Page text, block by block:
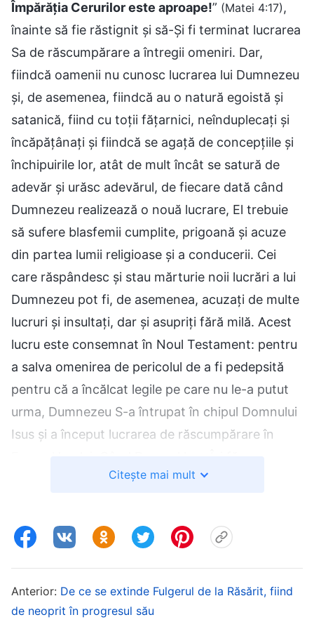
Împărăţia Cerurilor este aproape!” (Matei 4:17) ,
înainte să fie răstignit și să-Și fi terminat lucrarea
Sa de răscumpărare a întregii omeniri. Dar,
fiindcă oamenii nu cunosc lucrarea lui Dumnezeu
și, de asemenea, fiindcă au o natură egoistă și
satanică, fiind cu toții fățarnici, neînduplecați și
încăpățânați și fiindcă se agață de concepțiile și
închipuirile lor, atât de mult încât se satură de
adevăr și urăsc adevărul, de fiecare dată când
Dumnezeu realizează o nouă lucrare, El trebuie
să sufere blasfemii cumplite, prigoană și acuze
din partea lumii religioase și a conducerii. Cei
care răspândesc și stau mărturie noii lucrări a lui
Dumnezeu pot fi, de asemenea, acuzați de multe
lucruri și insultați, dar și asupriți fără milă. Acest
lucru este consemnat în Noul Testament: pentru
a salva omenirea de pericolul de a fi pedepsită
pentru că a încălcat legile pe care nu le-a putut
urma, Dumnezeu S-a întrupat în chipul Domnului
Isus și a început lucrarea de răscumpărare în
lucrarea în Iudeea, El a făcut multe minuni, a
oamenii de har și a exprimat multe adevăruri.
Asta e destul pentru a demonstra că Domnul Isus
a fost Însuși Dumnezeu și că El a fost Mesia pe
care L-au așteptat atât timp israeliții. Și totuși,
marii preoți iudei, cărturarii și fariseii s-au ținut cu
Citește mai mult
Anterior: De ce se extinde Fulgerul de la Răsărit, fiind
de neoprit în progresul său